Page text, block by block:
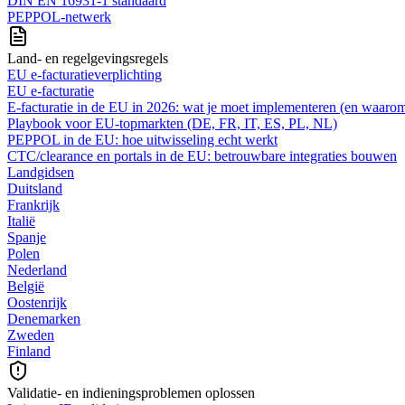
PEPPOL-netwerk
Land- en regelgevingsregels
EU e-facturatieverplichting
EU e-facturatie
E‑facturatie in de EU in 2026: wat je moet implementeren (en
Playbook voor EU-topmarkten (DE, FR, IT, ES, PL, NL)
PEPPOL in de EU: hoe uitwisseling echt werkt
CTC/clearance en portals in de EU: betrouwbare integraties bouwen
Landgidsen
Duitsland
Frankrijk
Italië
Spanje
Polen
Nederland
België
Oostenrijk
Denemarken
Zweden
Finland
Validatie- en indieningsproblemen oplossen